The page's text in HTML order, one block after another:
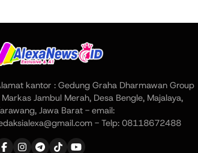
kantor : Gedung Graha Dharmawan Group
Jambul Merah, Desa Bengle, Majalaya,
Jawa Barat - email:
- Telp: 08118672488